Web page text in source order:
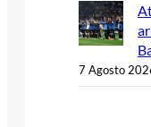
7 Agosto